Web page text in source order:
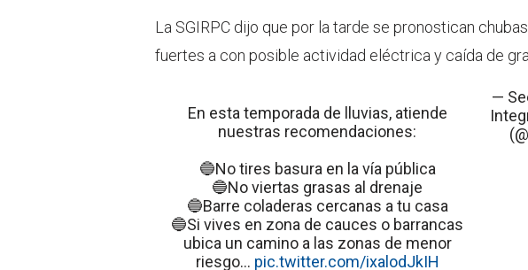
La SGIRPC dijo que por la tarde se pronostican
fuertes a con posible actividad eléctrica y caída de
En esta temporada de lluvias, atiende
nuestras recomendaciones:
🔵No tires basura en la vía pública
🔵No viertas grasas al drenaje
🔵Barre coladeras cercanas a tu casa
🔵Si vives en zona de cauces o barrancas
ubica un camino a las zonas de menor
riesgo… pic.twitter.com/ixalodJkIH
—